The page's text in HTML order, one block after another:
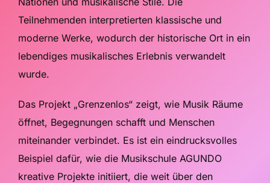
Teilnehmenden interpretierten klassische und
moderne Werke, wodurch der historische Ort in ein
lebendiges musikalisches Erlebnis verwandelt
wurde.
Das Projekt „Grenzenlos“ zeigt, wie Musik Räume
öffnet, Begegnungen schafft und Menschen
miteinander verbindet. Es ist ein eindrucksvolles
Beispiel dafür, wie die Musikschule AGUNDO
kreative Projekte initiiert, die weit über den